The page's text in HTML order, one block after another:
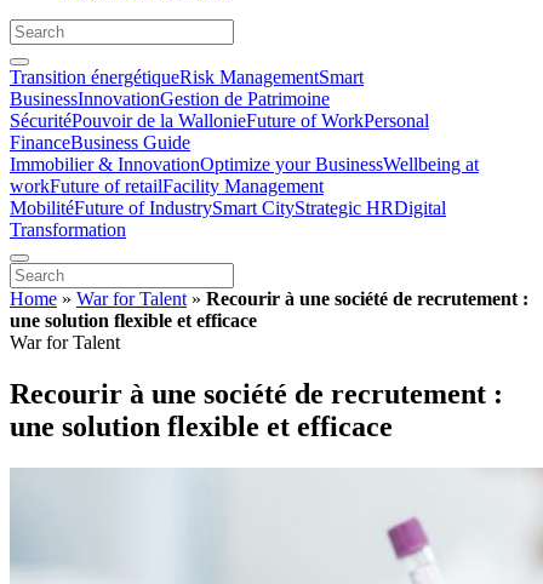
Transition énergétiqueRisk ManagementSmart
BusinessInnovationGestion de Patrimoine
SécuritéPouvoir de la WallonieFuture of WorkPersonal
FinanceBusiness Guide
Immobilier & InnovationOptimize your BusinessWellbeing at
workFuture of retailFacility Management
MobilitéFuture of IndustrySmart CityStrategic HRDigital
Transformation
Home » War for Talent » Recourir à une société de recrutement :
une solution flexible et efficace
War for Talent
Recourir à une société de recrutement :
une solution flexible et efficace